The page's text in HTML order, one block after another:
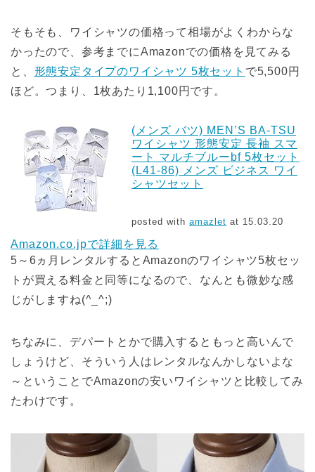
そもそも、ワイシャツの価格って相場がよくわからな
かったので、参考までにAmazonでの価格を見てみる
と、 形態安定タイプのワイシャツ 5枚セット で5,500円
ほど。つまり、1枚あたり1,100円です。
(メンズ バツ) MEN’S BA-TSU
ワイシャツ 形態安定 長袖 スマ
ート マルチブルーbf 5枚セット
(L41-86) メンズ ビジネス ワイ
シャツセット
posted with amazlet at 15.03.20
Amazon.co.jpで詳細を見る
5～6ヵ月レンタルするとAmazonのワイシャツ5枚セッ
トが買える料金と同等になるので、なんとも微妙な感
じがしますね(^_^;)
ちなみに、デパートとかで購入するともっと高いんで
しょうけど、そういう人はレンタルなんかしないよな
～ということでAmazonの安いワイシャツと比較してみ
たわけです。